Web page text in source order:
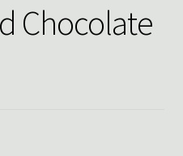
Chocolate